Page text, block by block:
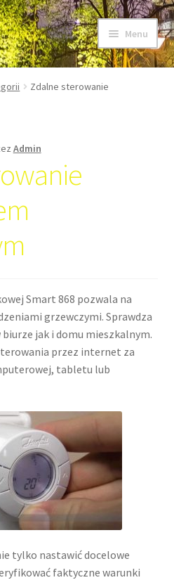
Menu
Zdalne sterowanie
Admin
Smart 868 pozwala na
grzewczymi. Sprawdza
jak i domu mieszkalnym.
przez internet za
tabletu lub
tylko nastawić docelowe
faktyczne warunki